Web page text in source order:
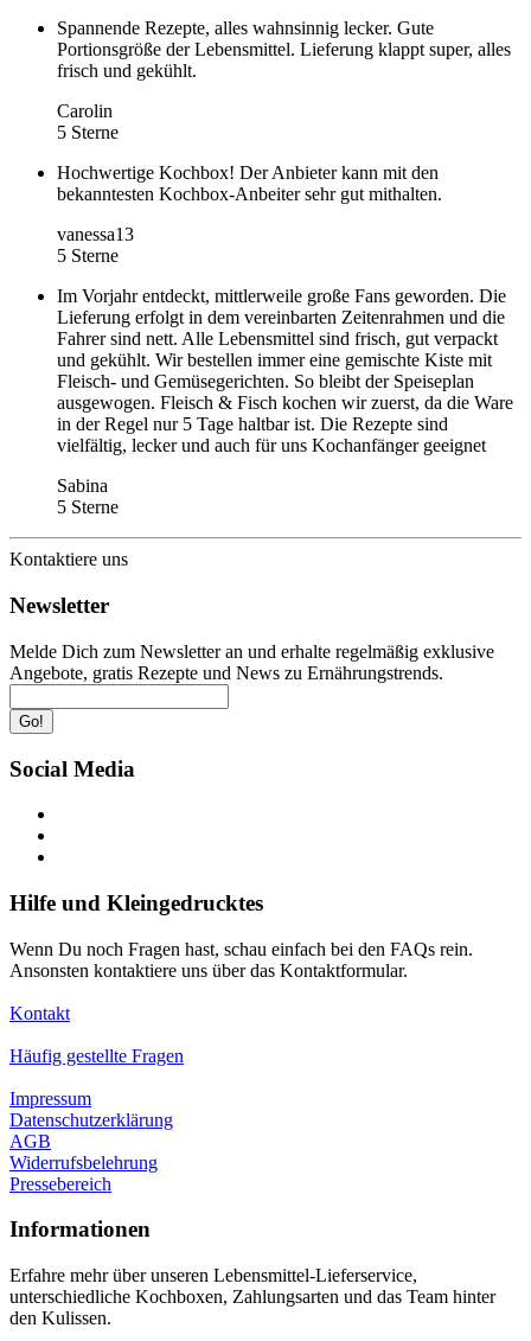
Spannende Rezepte, alles wahnsinnig lecker. Gute
Portionsgröße der Lebensmittel. Lieferung klappt super, alles
frisch und gekühlt.
Carolin
5 Sterne
Hochwertige Kochbox! Der Anbieter kann mit den
bekanntesten Kochbox-Anbeiter sehr gut mithalten.
vanessa13
5 Sterne
Im Vorjahr entdeckt, mittlerweile große Fans geworden. Die
Lieferung erfolgt in dem vereinbarten Zeitenrahmen und die
Fahrer sind nett. Alle Lebensmittel sind frisch, gut verpackt
und gekühlt. Wir bestellen immer eine gemischte Kiste mit
Fleisch- und Gemüsegerichten. So bleibt der Speiseplan
ausgewogen. Fleisch & Fisch kochen wir zuerst, da die Ware
in der Regel nur 5 Tage haltbar ist. Die Rezepte sind
vielfältig, lecker und auch für uns Kochanfänger geeignet
Sabina
5 Sterne
Kontaktiere uns
Newsletter
Melde Dich zum Newsletter an und erhalte regelmäßig exklusive
Angebote, gratis Rezepte und News zu Ernährungstrends.
Go!
Social Media
Hilfe und Kleingedrucktes
Wenn Du noch Fragen hast, schau einfach bei den FAQs rein.
Ansonsten kontaktiere uns über das Kontaktformular.
Kontakt
Häufig gestellte Fragen
Impressum
Datenschutzerklärung
AGB
Widerrufsbelehrung
Pressebereich
Informationen
Erfahre mehr über unseren Lebensmittel-Lieferservice,
unterschiedliche Kochboxen, Zahlungsarten und das Team hinter
den Kulissen.